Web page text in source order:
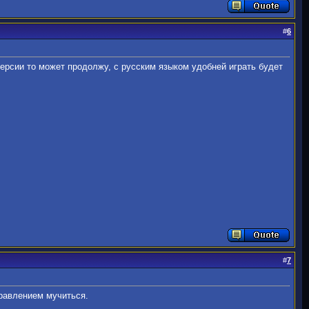
#6
то может продолжу, с русским языком удобней играть будет
#7
мучиться.